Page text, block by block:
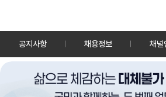
공지사항 채용정보 채널
30128 세종특별자치시 정부2청사로 13
TEL: 044-204-8000
Copyrightⓒ KTV 국민방송 All